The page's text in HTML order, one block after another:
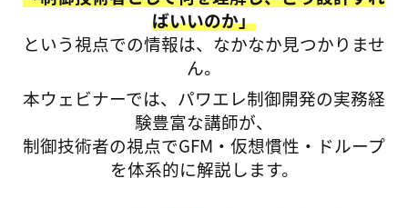
ばいいのか」
という視点での情報は、なかなか見つかりませ
ん。
本ウェビナーでは、パワエレ制御開発の実務経
験豊富な講師が、
制御技術者の視点でGFM・仮想慣性・ドループ
を体系的に解説します。